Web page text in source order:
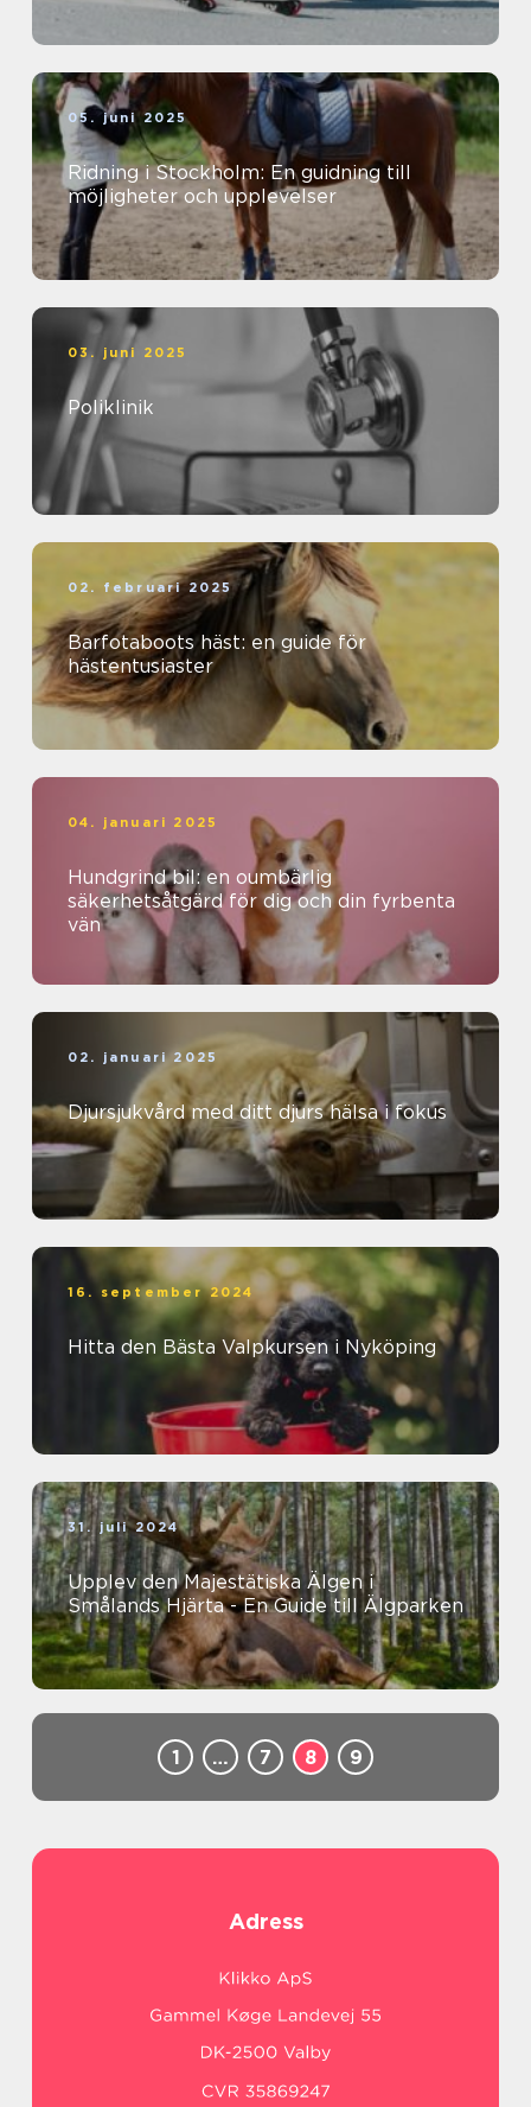
05. juni 2025
Ridning i Stockholm: En guidning till
möjligheter och upplevelser
03. juni 2025
Poliklinik
02. februari 2025
Barfotaboots häst: en guide för
hästentusiaster
04. januari 2025
Hundgrind bil: en oumbärlig
säkerhetsåtgärd för dig och din fyrbenta
vän
02. januari 2025
Djursjukvård med ditt djurs hälsa i fokus
16. september 2024
Hitta den Bästa Valpkursen i Nyköping
31. juli 2024
Upplev den Majestätiska Älgen i
Smålands Hjärta - En Guide till Älgparken
1 … 7 8 9
Adress